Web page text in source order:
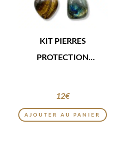
KIT PIERRES
PROTECTION
12€
AJOUTER AU PANIER